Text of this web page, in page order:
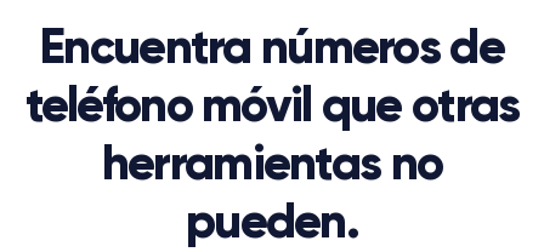
Encuentra números de
teléfono móvil que otras
herramientas no
pueden.